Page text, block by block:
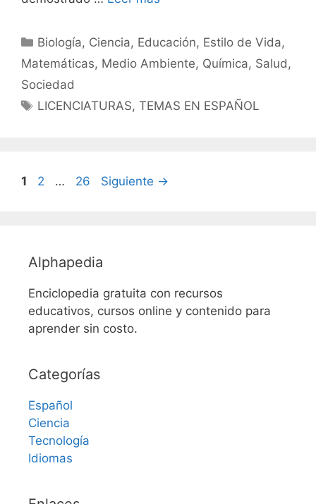
Categorías
Biología, Ciencia, Educación, Estilo de Vida,
Matemáticas, Medio Ambiente, Química, Salud,
Sociedad
Etiquetas
LICENCIATURAS,TEMAS EN ESPAÑOL
Página
1 Página
2 … Página
26 Siguiente →
Alphapedia
Enciclopedia gratuita con recursos
educativos, cursos online y contenido para
aprender sin costo.
Categorías
Español
Ciencia
Tecnología
Idiomas